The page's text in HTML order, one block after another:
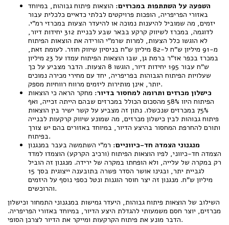
השפעה על השתתפות במכרזים: הוצאות פיתוח גבוהות, במיוחד
באזורי הפריפריה, הופכות פרויקטים לבלתי כדאיים כלכלית עבור
יזמים, מה שמוביל להיענות נמוכה או להיעדר הצעות במכרזי רמ"י.
לדוגמה, במכרז לשיווק קרקע בבאר שבע לבניית 312 יחידות דיור,
לא הוגשו כלל הצעות, למרות שרמ"י הורידה את הוצאות הפיתוח
מ-91 מיליון ש"ח ל-82 מיליון ש"ח בניסיון שיווק חוזר. לעומת זאת,
במכרז בכפר אז"ר ברמת גן, שבו הוצאות הפיתוח עמדו על 23 מיליון
ש"ח עבור 195 יחידות דיור, הוגשו 8 הצעות. הדבר מצביע על כך
שעלויות הפיתוח הגבוהות בפריפריה, יחד עם מחירי מכירה נמוכים
יותר, אינן מותירות ליזמים מרווח רווחיות מספק.
כישלון מכרזים ותרומה למחסור בדיור: מחקר הראה כי הוצאות
הפיתוח היוו 58% מהסכום הכולל במכרזים שבהם הייתה זכייה, ואף
75% במכרזים שנכשלו. נתון זה מצביע על קשר ישיר בין הוצאות
פיתוח גבוהות לבין כישלון מכרזים, מה שמונע שיווק קרקעות לבנייה
ותורם להחרפת המחסור בהיצע הדיור, במיוחד באזורים בהם יש צורך
בפיתוח.
מנגנוני הצמדה חד-כיווניים: רמ"י השתמשה בעבר במנגנון
הצמדה חד-כיווני, לפיו הוצאות הפיתוח (ורכיב הקרקע) הוצמדו למדד
רק במקרה של עלייה, ולא הופחתו במקרה של ירידה. מנגנון זה הוביל
לגביית יתר, ובגינו אושר הסדר פשרה בתובענה ייצוגית בסך 15
מיליון ש"ח. מנגנון זה יצר חוסר הוגנות ונטל כספי נוסף על היזמים
והרוכשים.
השילוב של הוצאות פיתוח גבוהות, היעדר גמישות במנגנוני התמחור וכישלון
מכרזים, יוצר חסם משמעותי להגדלת היצע הדיור, במיוחד באזורי הפריפריה.
הדבר מונע את פיתוח הקרקעות ומייקר את הדיור לצרכן הסופי.